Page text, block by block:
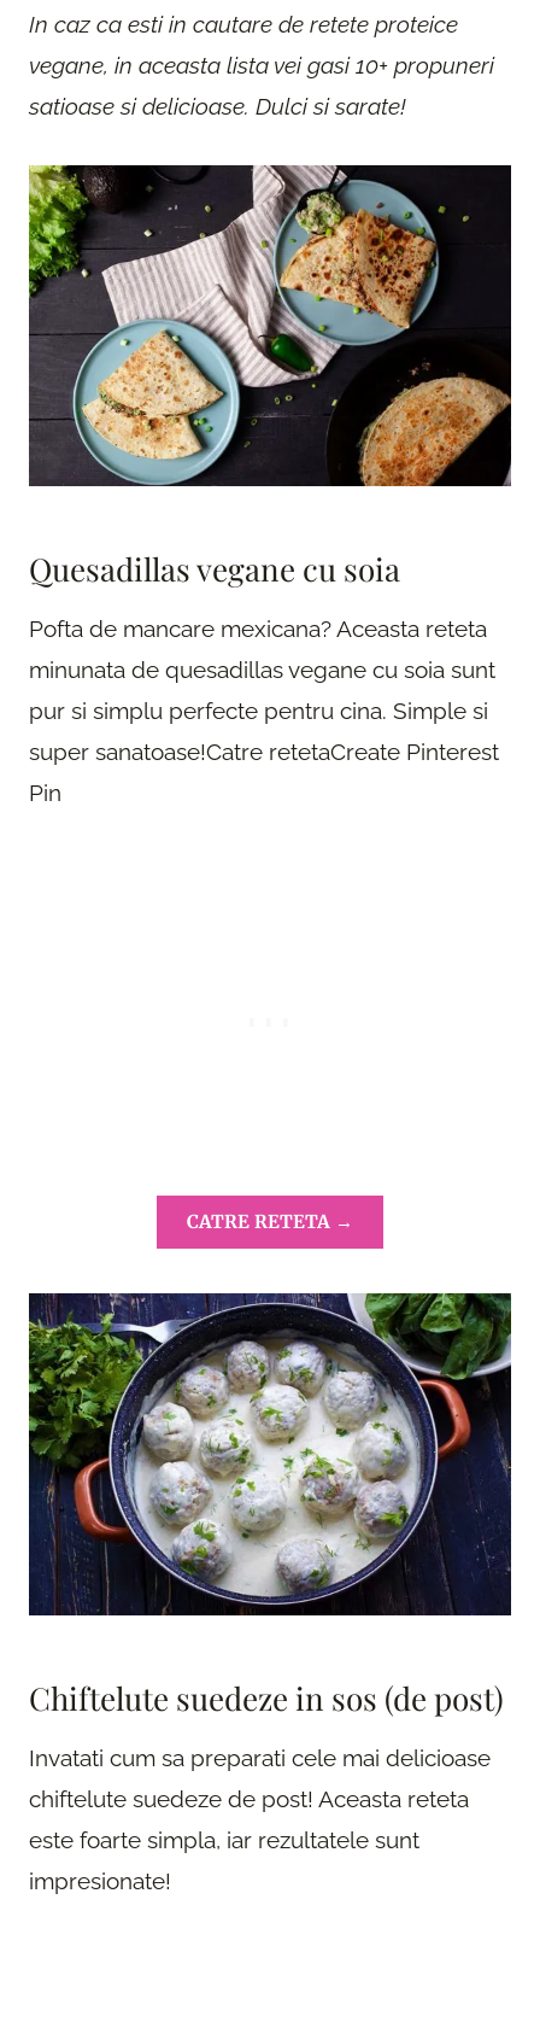
In caz ca esti in cautare de retete proteice
vegane, in aceasta lista vei gasi 10+ propuneri
satioase si delicioase. Dulci si sarate!
Quesadillas vegane cu soia
Pofta de mancare mexicana? Aceasta reteta
minunata de quesadillas vegane cu soia sunt
pur si simplu perfecte pentru cina. Simple si
super sanatoase!Catre retetaCreate Pinterest
Pin
CATRE RETETA →
Chiftelute suedeze in sos (de post)
Invatati cum sa preparati cele mai delicioase
chiftelute suedeze de post! Aceasta reteta
este foarte simpla, iar rezultatele sunt
impresionate!